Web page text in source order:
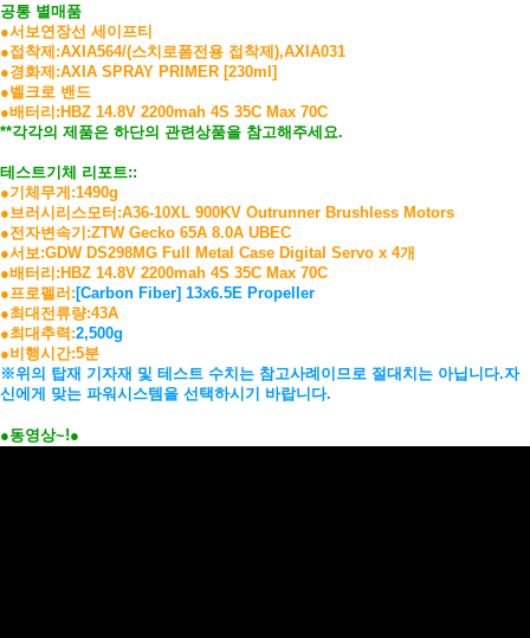
공통 별매품
●서보연장선 세이프티
●접착제:AXIA564/(스치로폼전용 접착제),AXIA031
●경화제:AXIA SPRAY PRIMER [230ml]
●벨크로 밴드
●배터리:HBZ 14.8V 2200mah 4S 35C Max 70C
**각각의 제품은 하단의 관련상품을 참고해주세요.
테스트기체 리포트::
●기체무게:1490g
●브러시리스모터:A36-10XL 900KV Outrunner Brushless Motors
●전자변속기:ZTW Gecko 65A 8.0A UBEC
●서보:GDW DS298MG Full Metal Case Digital Servo x 4개
●배터리:HBZ 14.8V 2200mah 4S 35C Max 70C
●프로펠러:[Carbon Fiber] 13x6.5E Propeller
●최대전류량:43A
●최대추력:2,500g
●비행시간:5분
※위의 탑재 기자재 및 테스트 수치는 참고사례이므로 절대치는 아닙니다.자
신에게 맞는 파워시스템을 선택하시기 바랍니다.
●동영상~!●